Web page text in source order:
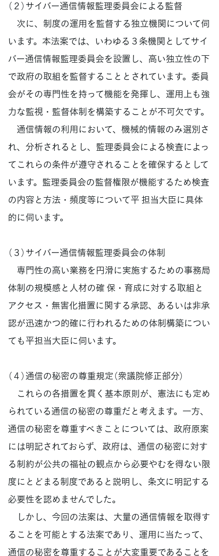
（２）サイバー通信情報監理委員会による監督
次に、制度の運用を監督する独立機関について伺
います。本法案では、いわゆる３条機関としてサイ
バー通信情報監理委員会を設置し、高い独立性の下
で政府の取組を監督することとされています。委員
会がその専門性を持って機能を発揮し、運用上も強
力な監視・監督体制を構築することが不可欠です。
通信情報の利用において、機械的情報のみ選別さ
れ、分析されるとし、監理委員会による検査によっ
てこれらの条件が遵守されることを確保するとして
います。監理委員会の監督権限が機能するため検査
の内容と方法・頻度等について平 担当大臣に具体
的に伺います。
（３）サイバー通信情報監理委員会の体制
専門性の高い業務を円滑に実施するための事務局
体制の規模感と人材の確 保・育成に対する取組と
アクセス・無害化措置に関する承認、あるいは非承
認が迅速かつ的確に行われるための体制構築につい
ても平担当大臣に伺います。
（４）通信の秘密の尊重規定（衆議院修正部分）
これらの各措置を貫く基本原則が、憲法にも定め
られている通信の秘密の尊重だと考えます。一方、
通信の秘密を尊重すべきことについては、政府原案
には明記されておらず、政府は、通信の秘密に対す
る制約が公共の福祉の観点から必要やむを得ない限
度にとどまる制度であると説明し、条文に明記する
必要性を認めませんでした。
しかし、今回の法案は、大量の通信情報を取得す
ることを可能とする法案であり、運用に当たって、
通信の秘密を尊重することが大変重要であることを